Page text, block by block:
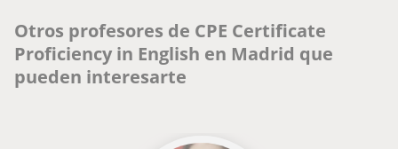
Otros profesores de CPE Certificate
Proficiency in English en Madrid que
pueden interesarte